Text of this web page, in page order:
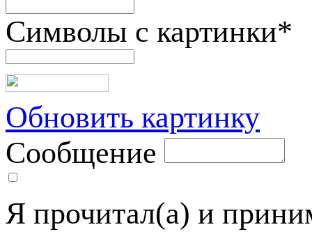
Символы с картинки*
Обновить картинку
Сообщение
Я прочитал(а) и